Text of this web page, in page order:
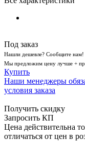
Под заказ
Нашли дешевле? Сообщите нам!
Мы предложим цену лучше +
Купить
Наши менеджеры
условия заказа
Получить скидку
Запросить КП
Цена действительна
отличаться от цен в